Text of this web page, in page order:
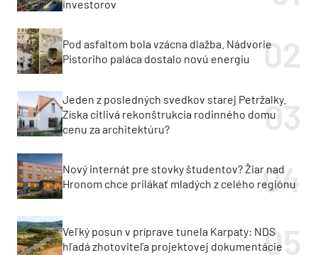
investorov
Pod asfaltom bola vzácna dlažba. Nádvorie
Pistoriho paláca dostalo novú energiu
Jeden z posledných svedkov starej Petržalky.
Získa citlivá rekonštrukcia rodinného domu
cenu za architektúru?
Nový internát pre stovky študentov? Žiar nad
Hronom chce prilákať mladých z celého regiónu
Veľký posun v príprave tunela Karpaty: NDS
hľadá zhotoviteľa projektovej dokumentácie